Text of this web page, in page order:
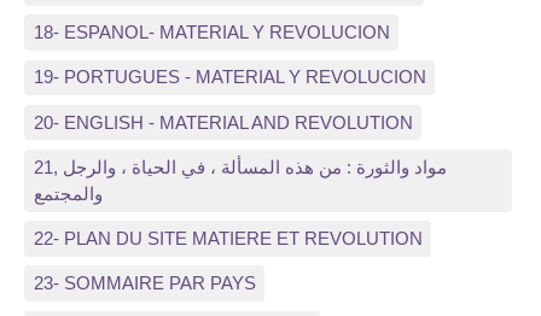
18- ESPANOL- MATERIAL Y REVOLUCION
19- PORTUGUES - MATERIAL Y REVOLUCION
20- ENGLISH - MATERIAL AND REVOLUTION
21, مواد والثورة : من هذه المسألة ، في الحياة ، والرجل
والمجتمع
22- PLAN DU SITE MATIERE ET REVOLUTION
23- SOMMAIRE PAR PAYS